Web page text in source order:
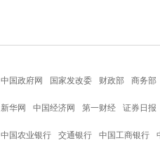
中国政府网 国家发改委 财政部 商务部
新华网 中国经济网 第一财经 证券日报
中国农业银行 交通银行 中国工商银行